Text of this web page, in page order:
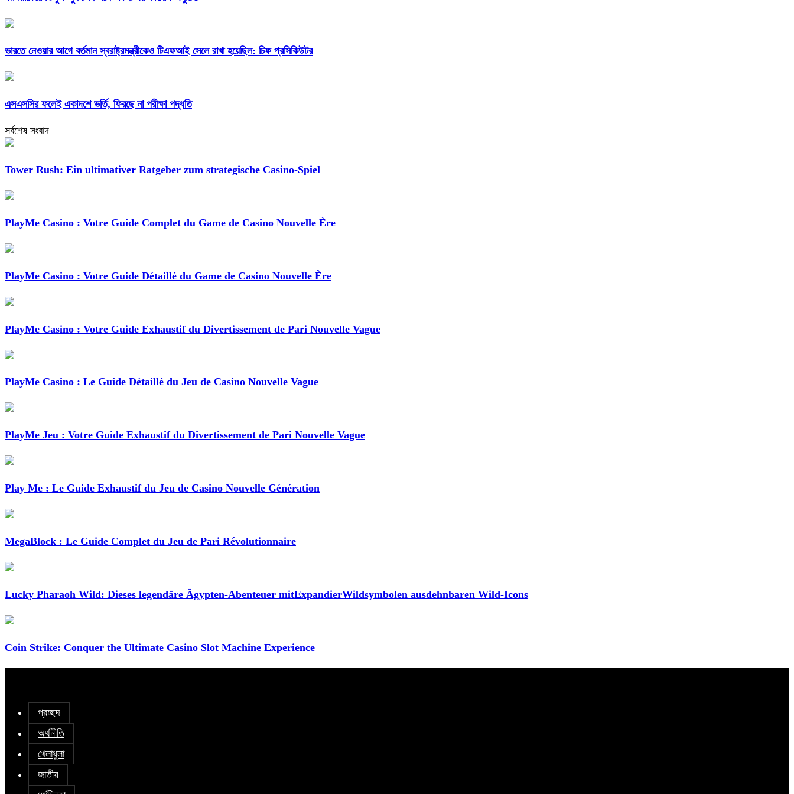
ভারতে নেওয়ার আগে বর্তমান স্বরাষ্ট্রমন্ত্রীকেও টিএফআই সেলে রাখা হয়েছিল: চিফ প্রসিকিউটর
এসএসসির ফলেই একাদশে ভর্তি, ফিরছে না পরীক্ষা পদ্ধতি
সর্বশেষ সংবাদ
Tower Rush: Ein ultimativer Ratgeber zum strategische Casino-Spiel
PlayMe Casino : Votre Guide Complet du Game de Casino Nouvelle Ère
PlayMe Casino : Votre Guide Détaillé du Game de Casino Nouvelle Ère
PlayMe Casino : Votre Guide Exhaustif du Divertissement de Pari Nouvelle Vague
PlayMe Casino : Le Guide Détaillé du Jeu de Casino Nouvelle Vague
PlayMe Jeu : Votre Guide Exhaustif du Divertissement de Pari Nouvelle Vague
Play Me : Le Guide Exhaustif du Jeu de Casino Nouvelle Génération
MegaBlock : Le Guide Complet du Jeu de Pari Révolutionnaire
Lucky Pharaoh Wild: Dieses legendäre Ägypten-Abenteuer mitExpandierWildsymbolen ausdehnbaren Wild-Icons
Coin Strike: Conquer the Ultimate Casino Slot Machine Experience
প্রচ্ছদ
অর্থনীতি
খেলাধুলা
জাতীয়